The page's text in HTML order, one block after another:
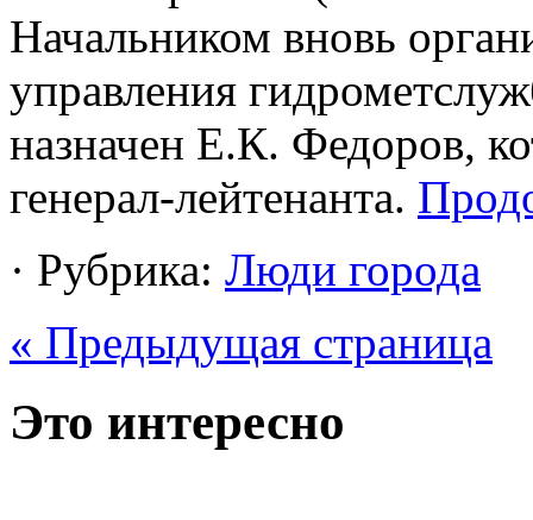
Начальником вновь
управления
назначен Е.К. Федоров,
генерал-лейтенанта.
· Рубрика: Люди города
« Предыдущая страница
Это интересно